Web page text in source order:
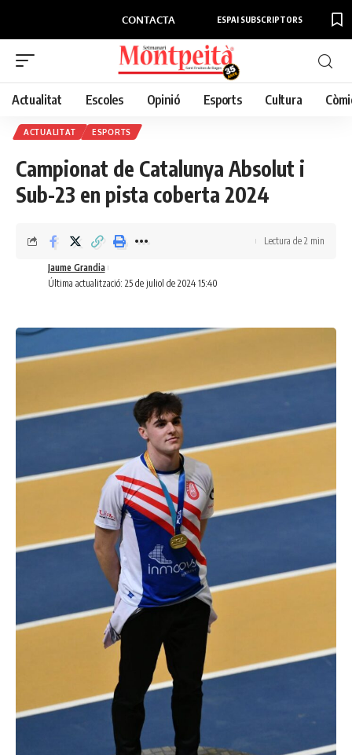
CONTACTA ESPAI SUBSCRIPTORS
Actualitat Escoles Opinió Esports Cultura
ACTUALITAT ESPORTS
Campionat de Catalunya Absolut i
Sub-23 en pista coberta 2024
Última actualització: 25 de juliol de 2024 15:40
Jaume Grandia
Lectura de 2 min